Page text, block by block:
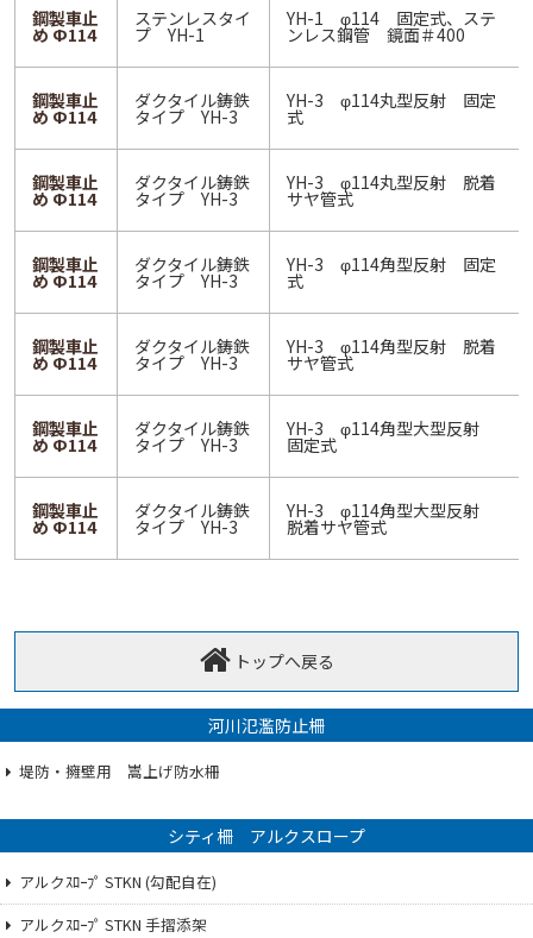
鋼製車止
め Ф114
ステンレスタイ
プ YH-1
YH-1 φ114 固定式、ステ
ンレス鋼管 鏡面＃400
鋼製車止
め Ф114
ダクタイル鋳鉄
タイプ YH-3
YH-3 φ114丸型反射 固定
式
鋼製車止
め Ф114
ダクタイル鋳鉄
タイプ YH-3
YH-3 φ114丸型反射 脱着
サヤ管式
鋼製車止
め Ф114
ダクタイル鋳鉄
タイプ YH-3
YH-3 φ114角型反射 固定
式
鋼製車止
め Ф114
ダクタイル鋳鉄
タイプ YH-3
YH-3 φ114角型反射 脱着
サヤ管式
鋼製車止
め Ф114
ダクタイル鋳鉄
タイプ YH-3
YH-3 φ114角型大型反射
固定式
鋼製車止
め Ф114
ダクタイル鋳鉄
タイプ YH-3
YH-3 φ114角型大型反射
脱着サヤ管式
トップへ戻る
河川氾濫防止柵
堤防・擁壁用 嵩上げ防水柵
シティ柵 アルクスロープ
アルクｽﾛｰﾌﾟ STKN (勾配自在)
アルクｽﾛｰﾌﾟ STKN 手摺添架